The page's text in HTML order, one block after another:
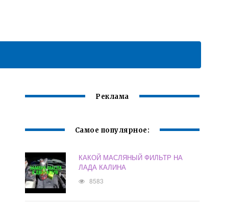
Реклама
Самое популярное:
КАКОЙ МАСЛЯНЫЙ ФИЛЬТР НА
ЛАДА КАЛИНА
8583